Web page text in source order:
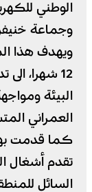
الوطني
وجماعة
ويهدف هذا
12 شهرا،
البيئة
العمراني
كما قدمت
تقدم أشغال
السائل